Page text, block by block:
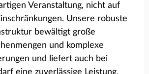
Veranstaltung, nicht auf
Unsere robuste
bewältigt große
und komplexe
und liefert auch bei
eine zuverlässige Leistung.